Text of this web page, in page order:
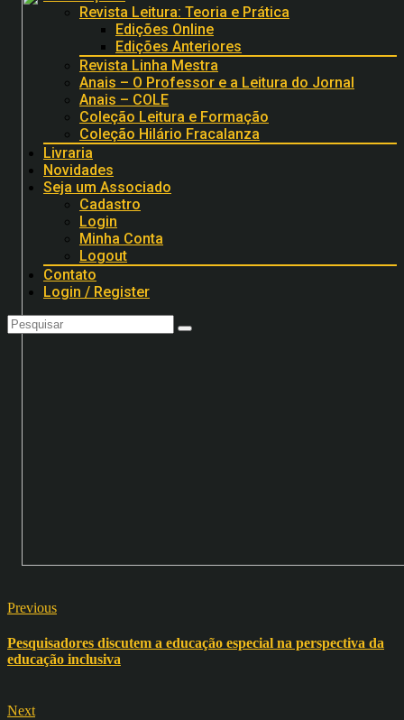
Revista Leitura: Teoria e Prática
Edições Online
Edições Anteriores
Revista Linha Mestra
Anais – O Professor e a Leitura do Jornal
Anais – COLE
Coleção Leitura e Formação
Coleção Hilário Fracalanza
Livraria
Novidades
Seja um Associado
Cadastro
Login
Minha Conta
Logout
Contato
Login / Register
Previous
Pesquisadores discutem a educação especial na perspectiva da
educação inclusiva
Next